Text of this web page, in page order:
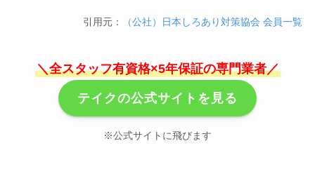
引用元： （公社）日本しろあり対策協会 会員一覧
＼全スタッフ有資格×5年保証の専門業者／
テイクの公式サイトを見る
※公式サイトに飛びます